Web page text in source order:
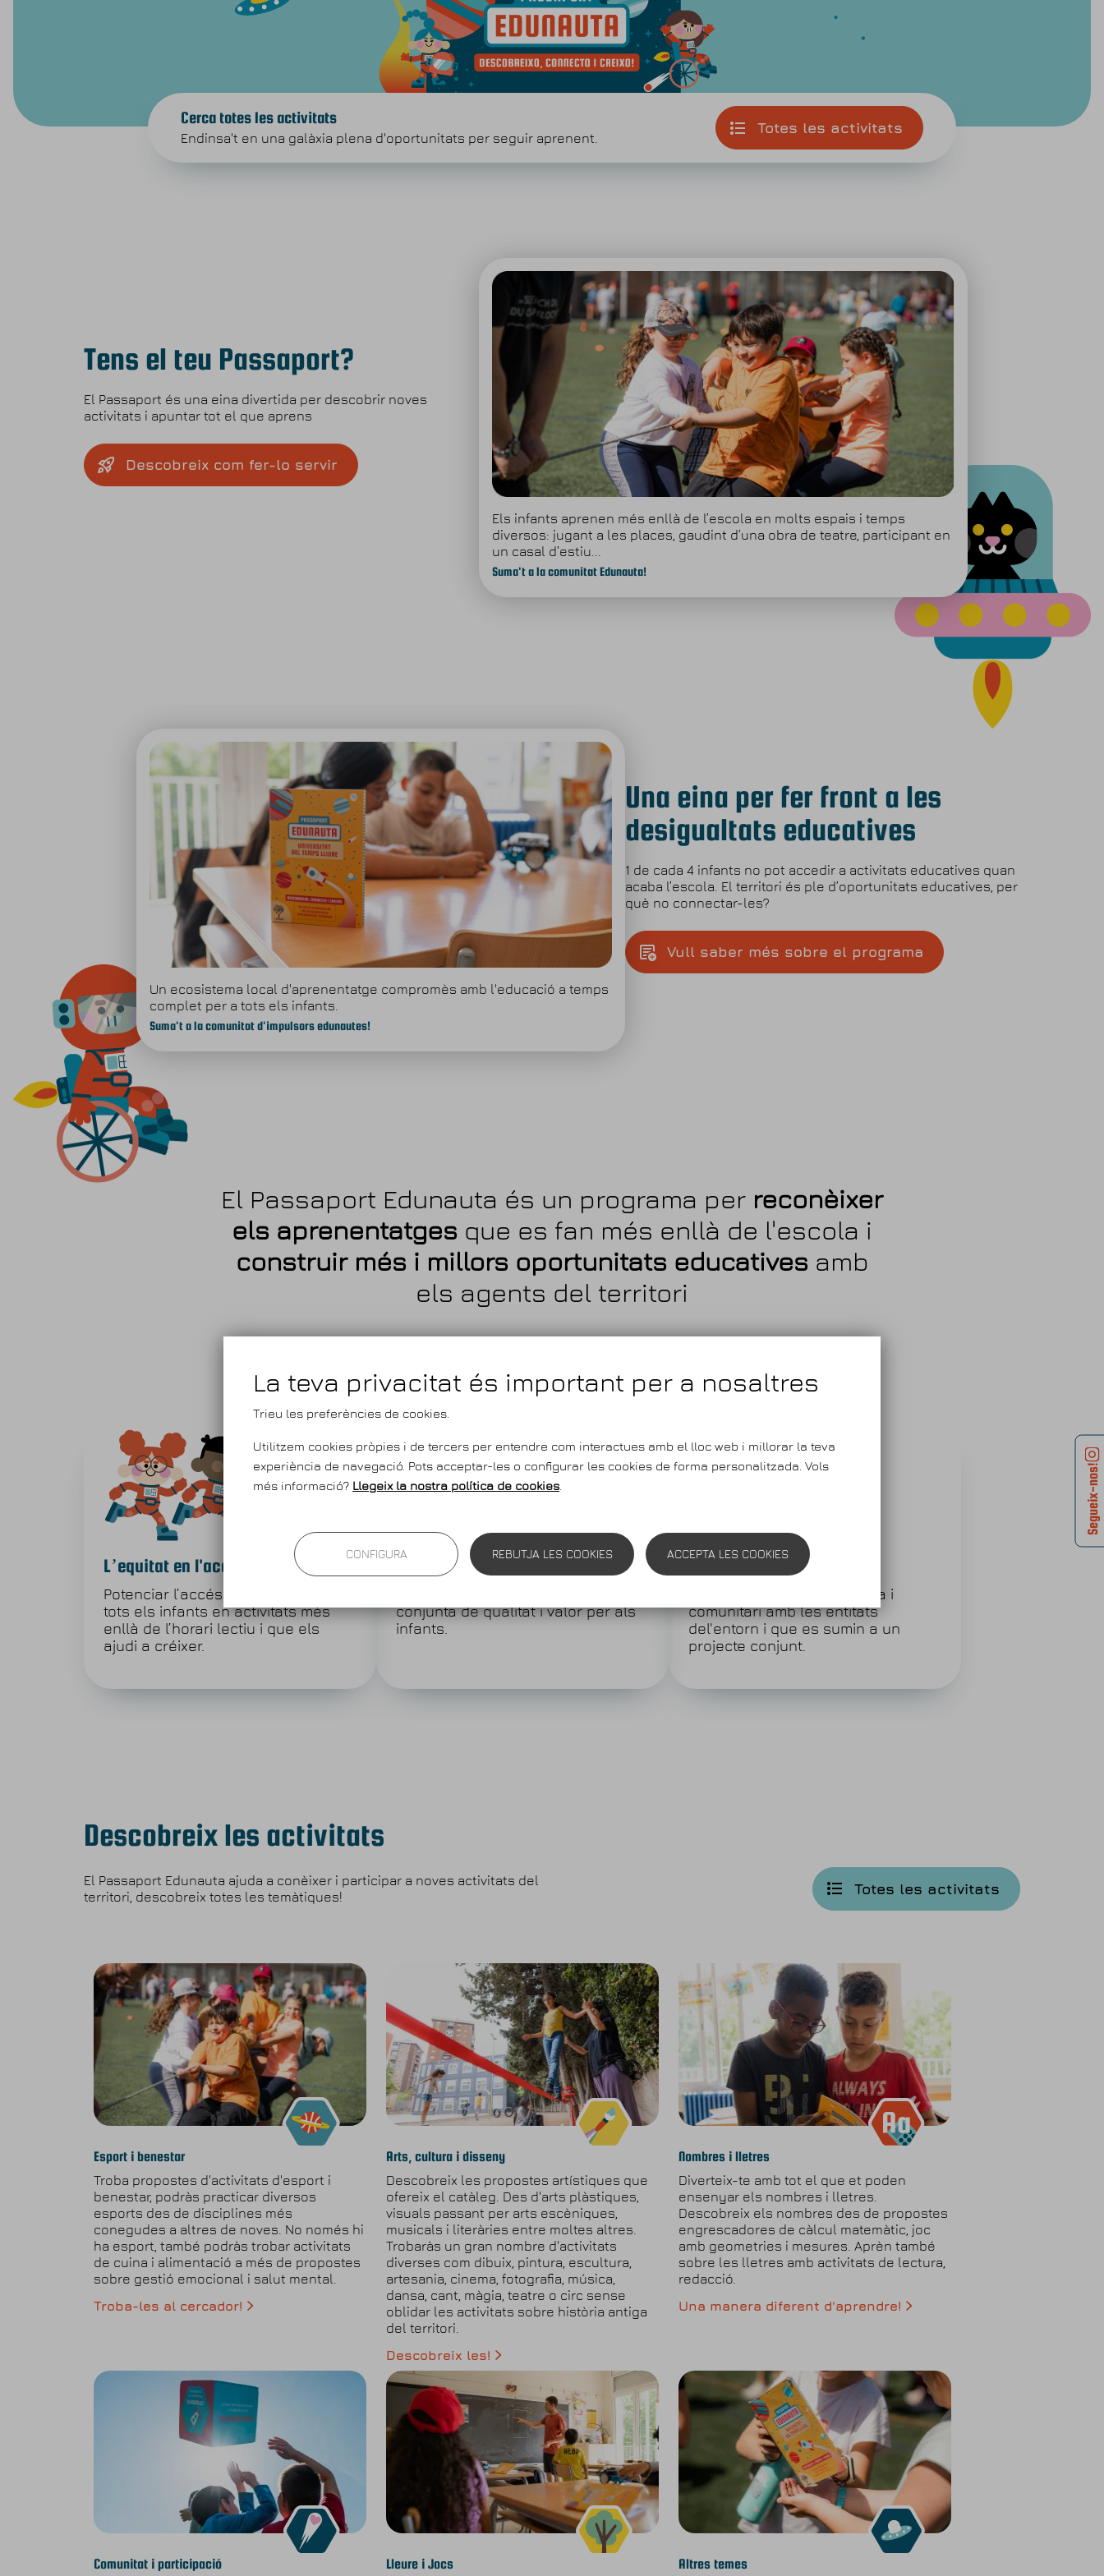
Cerca totes les activitats
Endinsa't en una galàxia plena d'oportunitats per seguir aprenent.
Totes les activitats
Tens el teu Passaport?
El Passaport és una eina divertida per descobrir noves
activitats i apuntar tot el que aprens
Descobreix com fer-lo servir
Els infants aprenen més enllà de l’escola en molts espais i temps
diversos: jugant a les places, gaudint d’una obra de teatre, participant en
un casal d’estiu...
Suma't a la comunitat Edunauta!
Una eina per fer front a les
desigualtats educatives
1 de cada 4 infants no pot accedir a activitats educatives quan
acaba l’escola. El territori és ple d’oportunitats educatives, per
què no connectar-les?
Vull saber més sobre el programa
Un ecosistema local d'aprenentatge compromès amb l'educació a temps
complet per a tots els infants.
Suma't a la comunitat d'impulsors edunautes!
El Passaport Edunauta és un programa per reconèixer
els aprenentatges que es fan més enllà de l'escola i
construir més i millors oportunitats educatives amb
els agents del territori
L’equitat en l'accés
Potenciar l’accés i participació de
tots els infants en activitats més
enllà de l’horari lectiu i que els
ajudi a créixer.
La qualitat de les activitats
conjunta de qualitat i valor per als
infants.
El treball connectat
Impulsar un treball en xarxa i
comunitari amb les entitats
del'entorn i que es sumin a un
projecte conjunt.
Descobreix les activitats
El Passaport Edunauta ajuda a conèixer i participar a noves activitats del
territori, descobreix totes les temàtiques!
Totes les activitats
Esport i benestar
Troba propostes d'activitats d'esport i
benestar, podràs practicar diversos
esports des de disciplines més
conegudes a altres de noves. No només hi
ha esport, també podràs trobar activitats
de cuina i alimentació a més de propostes
sobre gestió emocional i salut mental.
Troba-les al cercador!
Arts, cultura i disseny
Descobreix les propostes artístiques que
ofereix el catàleg. Des d'arts plàstiques,
visuals passant per arts escèniques,
musicals i literàries entre moltes altres.
Trobaràs un gran nombre d'activitats
diverses com dibuix, pintura, escultura,
artesania, cinema, fotografia, música,
dansa, cant, màgia, teatre o circ sense
oblidar les activitats sobre història antiga
del territori.
Descobreix les!
Nombres i lletres
Diverteix-te amb tot el que et poden
ensenyar els nombres i lletres.
Descobreix els nombres des de propostes
engrescadores de càlcul matemàtic, joc
amb geometries i mesures. Aprèn també
sobre les lletres amb activitats de lectura,
redacció.
Una manera diferent d'aprendre!
Comunitat i participació Lleure i Jocs Altres temes
Segueix-nos!
La teva privacitat és important per a nosaltres
Trieu les preferències de cookies.
Utilitzem cookies pròpies i de tercers per entendre com interactues amb el lloc web i millorar la teva
experiència de navegació. Pots acceptar-les o configurar les cookies de forma personalitzada. Vols
més informació? Llegeix la nostra política de cookies
CONFIGURA REBUTJA LES COOKIES ACCEPTA LES COOKIES